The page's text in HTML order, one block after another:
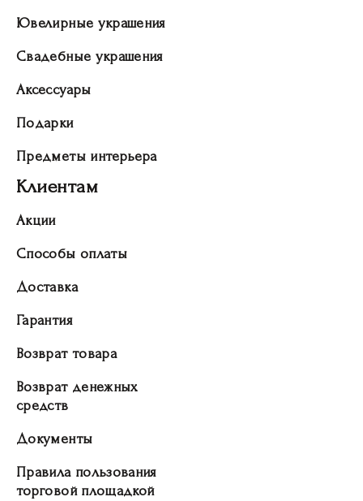
Ювелирные украшения
Свадебные украшения
Аксессуары
Подарки
Предметы интерьера
Клиентам
Акции
Способы оплаты
Доставка
Гарантия
Возврат товара
Возврат денежных
средств
Документы
Правила пользования
торговой площадкой